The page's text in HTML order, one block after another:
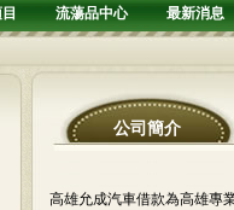
流蕩品中心 最新消息
公司簡介
高雄允成汽車借款為高雄專